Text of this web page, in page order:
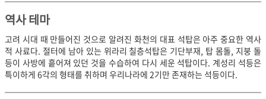
역사 테마
고려 시대 때 만들어진 것으로 알려진 화천의 대표 석탑은 아주 중요한 역사
적 사료다. 절터에 남아 있는 위라리 칠층석탑은 기단부재, 탑 몸돌, 지붕 돌
등이 사방에 흩어져 있던 것을 수습하여 다시 세운 석탑이다. 계성리 석등은
특이하게 6각의 형태를 취하며 우리나라에 2기만 존재하는 석등이다.